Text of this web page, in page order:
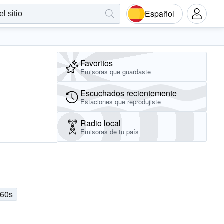
Español
60s
Favoritos
Emisoras que guardaste
Escuchados recientemente
Estaciones que reprodujiste
Radio local
Emisoras de tu país